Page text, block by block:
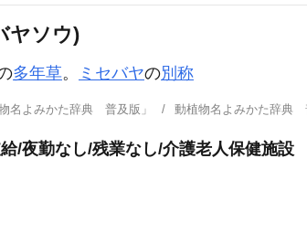
ヤソウ)
多年草。 ミセバヤの別称
名よみかた辞典 普及版」 動植物名よみかた辞
/夜勤なし/残業なし/介護老人保健施設